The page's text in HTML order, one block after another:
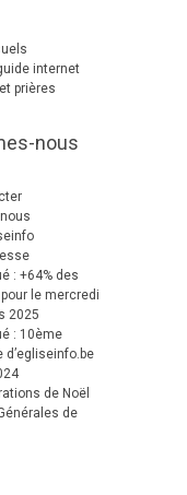
internet
prières
nous
: +64% des
le mercredi
2025
: 10ème
d’egliseinfo.be
de Noël
de